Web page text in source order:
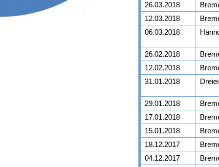
26.03.2018
12.03.2018
06.03.2018
26.02.2018
12.02.2018
31.01.2018
29.01.2018
17.01.2018
15.01.2018
18.12.2017
04.12.2017